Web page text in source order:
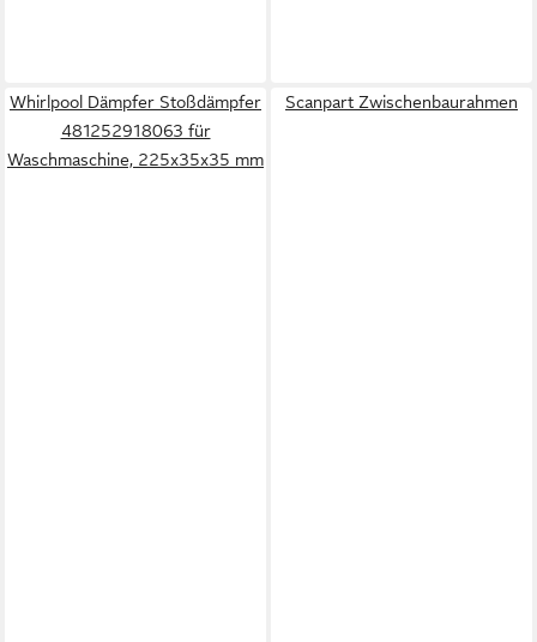
Whirlpool Dämpfer Stoßdämpfer
481252918063 für
Waschmaschine, 225x35x35 mm
Scanpart Zwischenbaurahmen